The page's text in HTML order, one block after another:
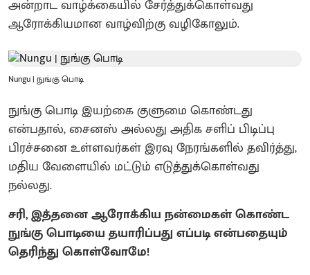
அன்றாட வாழ்க்கையில் சேர்த்துக்கொள்வது
ஆரோக்கியமான வாழ்விற்கு வழிகோலும்.
Nungu | நுங்கு பொடி
நுங்கு பொடி இயற்கை குளுமை கொண்டது
என்பதால், சைனஸ் அல்லது அதிக சளிப் பிடிப்பு
பிரச்சனை உள்ளவர்கள் இரவு நேரங்களில் தவிர்த்து,
மதிய வேளையில் மட்டும் எடுத்துக்கொள்வது
நல்லது.
சரி, இத்தனை ஆரோக்கிய நன்மைகள் கொண்ட
நுங்கு பொடியை தயாரிப்பது எப்படி என்பதையும்
தெரிந்து கொள்வோமே!